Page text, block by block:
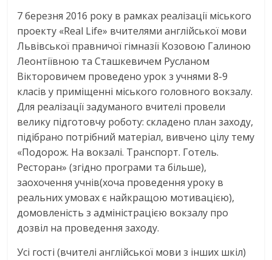
7 березня 2016 року в рамках реалізації міського
проекту «Real Life» вчителями англійської мови
Львівської правничої гімназії Козовою Галиною
Леонтіївною та Сташкевичем Русланом
Вікторовичем проведено урок з учнями 8-9
класів у приміщенні міського головного вокзалу.
Для реалізації задуманого вчителі провели
велику підготовчу роботу: складено план заходу,
підібрано потрібний матеріал, вивчено цілу тему
«Подорож. На вокзалі. Транспорт. Готель.
Ресторан» (згідно програми та більше),
заохочення учнів(хоча проведення уроку в
реальних умовах є найкращою мотивацією),
домовленість з адміністрацією вокзалу про
дозвіл на проведення заходу.
Усі гості (вчителі англійської мови з інших шкіл)